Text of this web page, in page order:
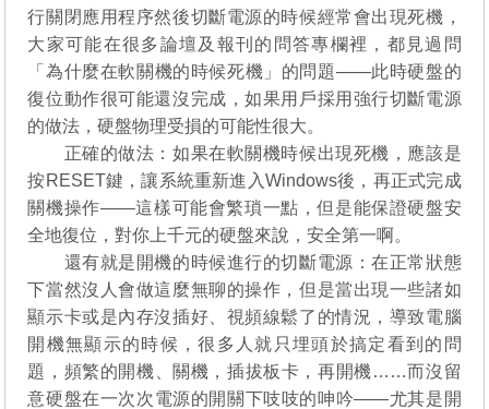
行關閉應用程序然後切斷電源的時候經常會出現死機，
大家可能在很多論壇及報刊的問答專欄裡，都見過問
「為什麼在軟關機的時候死機」的問題——此時硬盤的
復位動作很可能還沒完成，如果用戶採用強行切斷電源
的做法，硬盤物理受損的可能性很大。
正確的做法：如果在軟關機時候出現死機，應該是
按RESET鍵，讓系統重新進入Windows後，再正式完成
關機操作——這樣可能會繁瑣一點，但是能保證硬盤安
全地復位，對你上千元的硬盤來說，安全第一啊。
還有就是開機的時候進行的切斷電源：在正常狀態
下當然沒人會做這麼無聊的操作，但是當出現一些諸如
顯示卡或是內存沒插好、視頻線鬆了的情況，導致電腦
開機無顯示的時候，很多人就只埋頭於搞定看到的問
題，頻繁的開機、關機，插拔板卡，再開機……而沒留
意硬盤在一次次電源的開關下吱吱的呻吟——尤其是開